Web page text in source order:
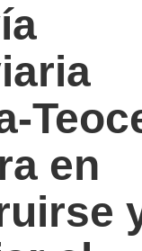
en